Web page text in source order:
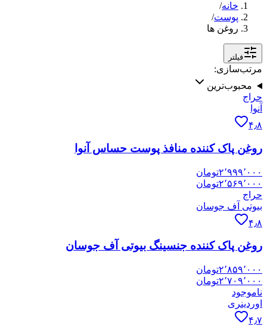
خانه/
پوست/
روغن ها
فیلتر
مرتب‌سازی:
محبوب‌ترین
حراج
آنوا
۴٫۸
روغن پاک کننده منافذ پوست حساس آنوا
۲٬۹۹۹٬۰۰۰تومان
۲٬۵۶۹٬۰۰۰تومان
حراج
بیوتی آف جوسان
۴٫۸
روغن پاک کننده جنسینگ بیوتی آف جوسان
۲٬۸۵۹٬۰۰۰تومان
۲٬۷۰۹٬۰۰۰تومان
ناموجود
اوردینری
۴٫۷